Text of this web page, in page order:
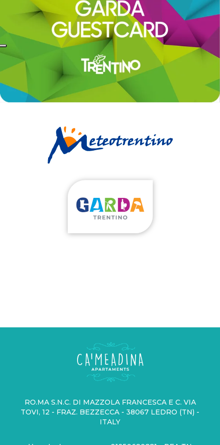
RO.MA S.N.C. DI MAZZOLA FRANCESCA E C. VIA
TOVI, 12 - FRAZ. BEZZECCA - 38067 LEDRO (TN) -
ITALY